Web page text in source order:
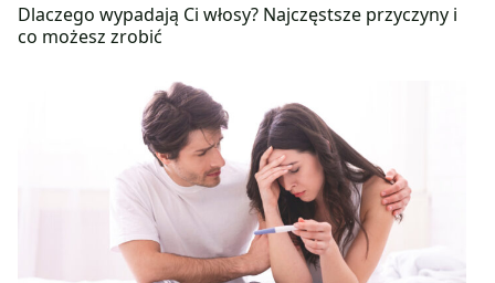
Dlaczego wypadają Ci włosy? Najczęstsze przyczyny i
co możesz zrobić